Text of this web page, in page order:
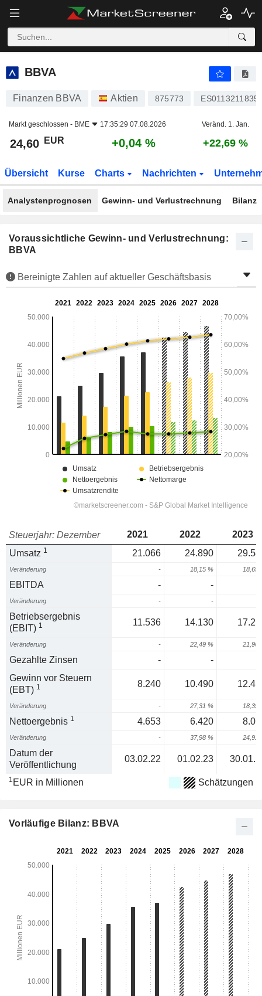
BBVA
BBVA
Finanzen BBVA Aktien 875773 ES0113211835
Markt geschlossen - BME 17:35:29 07.08.2026 Veränd. 1. Jan.
24,60 EUR +0,04 % +22,69 %
Übersicht Kurse Charts Nachrichten
Analystenprognosen Gewinn- und Verlustrechnung Bilanz
Voraussichtliche Gewinn- und Verlustrechnung:
BBVA
Bereinigte Zahlen auf aktueller Geschäftsbasis
Steuerjahr: Dezember 2021 2022
2023
Umsatz 1 21.066 24.890
Veränderung - 18,15 % 18,69
EBITDA - -
Veränderung - -
Betriebsergebnis
(EBIT) 1 11.536 14.130
Veränderung - 22,49 % 21,96
Gezahlte Zinsen -
-
Gewinn vor Steuern
(EBT) 1 8.240 10.490
Veränderung - 27,31 % 18,39
Nettoergebnis 1 4.653 6.420
Veränderung - 37,98 % 24,91
Datum der
Veröffentlichung
03.02.22 01.02.23
1 EUR in Millionen Schätzungen
Vorläufige Bilanz: BBVA